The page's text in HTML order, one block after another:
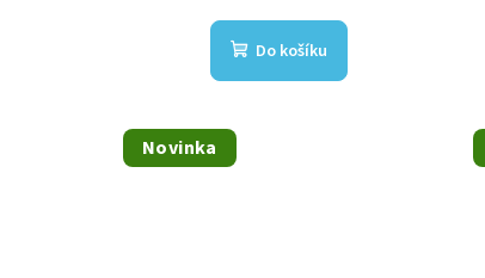
Do košíku
Novinka